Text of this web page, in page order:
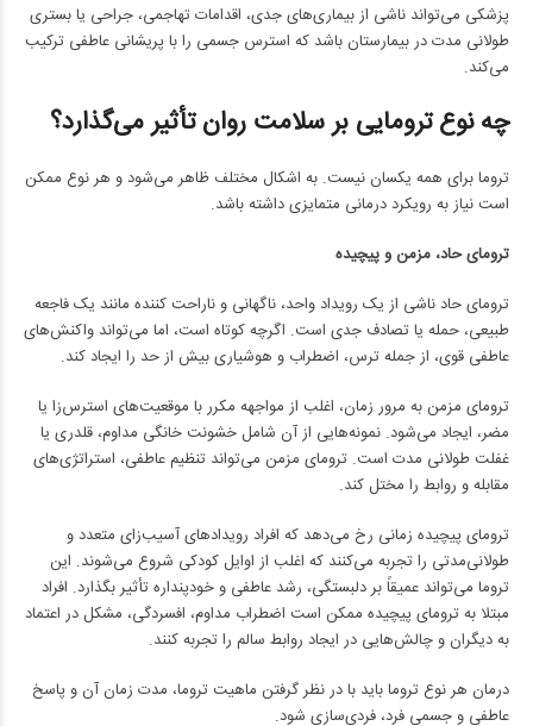
پزشکی می‌تواند ناشی از بیماری‌های جدی، اقدامات تهاجمی، جراحی یا بستری
طولانی مدت در بیمارستان باشد که استرس جسمی را با پریشانی عاطفی ترکیب
می‌کند.
چه نوع ترومایی بر سلامت روان تأثیر می‌گذارد؟
تروما برای همه یکسان نیست. به اشکال مختلف ظاهر می‌شود و هر نوع ممکن
است نیاز به رویکرد درمانی متمایزی داشته باشد.
ترومای حاد، مزمن و پیچیده
ترومای حاد ناشی از یک رویداد واحد، ناگهانی و ناراحت کننده مانند یک فاجعه
طبیعی، حمله یا تصادف جدی است. اگرچه کوتاه است، اما می‌تواند واکنش‌های
عاطفی قوی، از جمله ترس، اضطراب و هوشیاری بیش از حد را ایجاد کند.
ترومای مزمن به مرور زمان، اغلب از مواجهه مکرر با موقعیت‌های استرس‌زا یا
مضر، ایجاد می‌شود. نمونه‌هایی از آن شامل خشونت خانگی مداوم، قلدری یا
غفلت طولانی مدت است. ترومای مزمن می‌تواند تنظیم عاطفی، استراتژی‌های
مقابله و روابط را مختل کند.
ترومای پیچیده زمانی رخ می‌دهد که افراد رویدادهای آسیب‌زای متعدد و
طولانی‌مدتی را تجربه می‌کنند که اغلب از اوایل کودکی شروع می‌شوند. این
تروما می‌تواند عمیقاً بر دلبستگی، رشد عاطفی و خودپنداره تأثیر بگذارد. افراد
مبتلا به ترومای پیچیده ممکن است اضطراب مداوم، افسردگی، مشکل در اعتماد
به دیگران و چالش‌هایی در ایجاد روابط سالم را تجربه کنند.
درمان هر نوع تروما باید با در نظر گرفتن ماهیت تروما، مدت زمان آن و پاسخ
عاطفی و جسمی فرد، فردی‌سازی شود.